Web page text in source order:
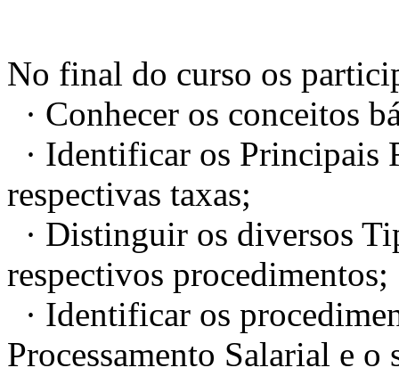
No final do curso os
· Conhecer os conceitos
· Identificar os Principais
respectivas taxas;
· Distinguir os diversos
respectivos procedimentos;
· Identificar os
Processamento Salarial e